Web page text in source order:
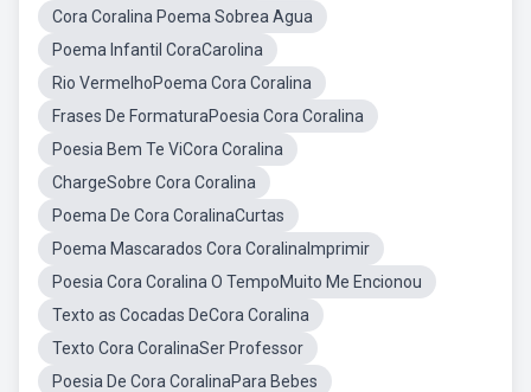
Cora Coralina Poema Sobrea Agua
Poema Infantil CoraCarolina
Rio VermelhoPoema Cora Coralina
Frases De FormaturaPoesia Cora Coralina
Poesia Bem Te ViCora Coralina
ChargeSobre Cora Coralina
Poema De Cora CoralinaCurtas
Poema Mascarados Cora CoralinaImprimir
Poesia Cora Coralina O TempoMuito Me Encionou
Texto as Cocadas DeCora Coralina
Texto Cora CoralinaSer Professor
Poesia De Cora CoralinaPara Bebes